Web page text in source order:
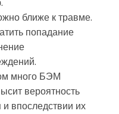
ближе к травме.
попадание
много БЭМ
вероятность
и впоследствии их